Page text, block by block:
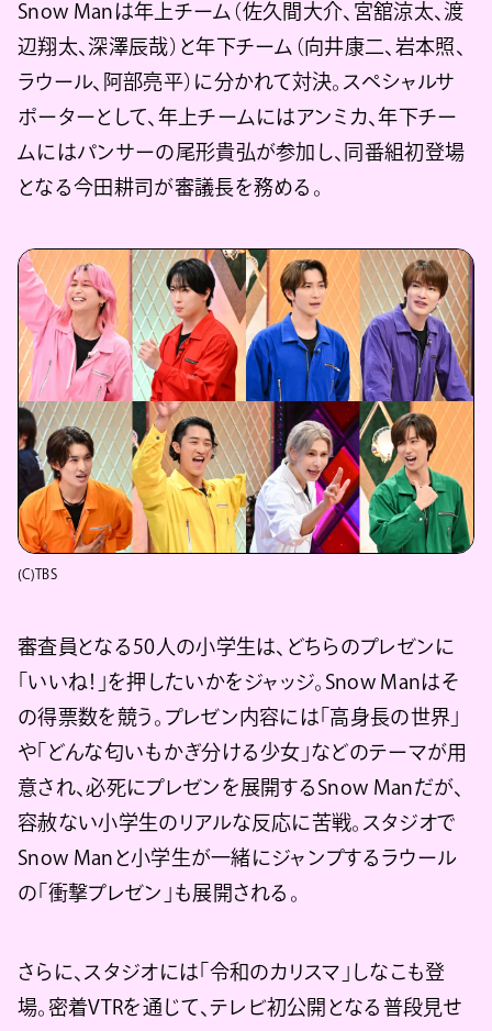
Snow Manは年上チーム（佐久間大介、宮舘涼太、渡
辺翔太、深澤辰哉）と年下チーム（向井康二、岩本照、
ラウール、阿部亮平）に分かれて対決。スペシャルサ
ポーターとして、年上チームにはアンミカ、年下チー
ムにはパンサーの尾形貴弘が参加し、同番組初登場
となる今田耕司が審議長を務める。
(C)TBS
審査員となる50人の小学生は、どちらのプレゼンに
「いいね！」を押したいかをジャッジ。Snow Manはそ
の得票数を競う。プレゼン内容には「高身長の世界」
や「どんな匂いもかぎ分ける少女」などのテーマが用
意され、必死にプレゼンを展開するSnow Manだが、
容赦ない小学生のリアルな反応に苦戦。スタジオで
Snow Manと小学生が一緒にジャンプするラウール
の「衝撃プレゼン」も展開される。
さらに、スタジオには「令和のカリスマ」しなこも登
場。密着VTRを通じて、テレビ初公開となる普段見せ